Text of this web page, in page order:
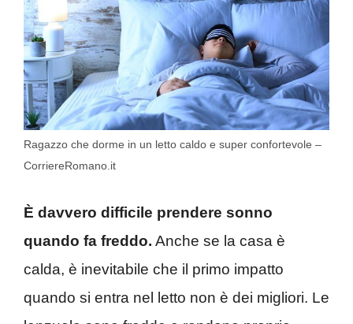
Ragazzo che dorme in un letto caldo e super confortevole –
CorriereRomano.it
È davvero difficile prendere sonno
quando fa freddo. Anche se la casa è
calda, è inevitabile che il primo impatto
quando si entra nel letto non è dei migliori. Le